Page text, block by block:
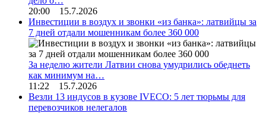
20:00 15.7.2026
Инвестиции в воздух и звонки «из банка»: латвийцы за
7 дней отдали мошенникам более 360 000
За неделю жители Латвии снова умудрились обеднеть
как минимум на…
11:22 15.7.2026
Везли 13 индусов в кузове IVECO: 5 лет тюрьмы для
перевозчиков нелегалов